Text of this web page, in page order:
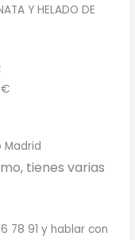
Y HELADO DE
Madrid
tienes varias
78 91 y hablar con